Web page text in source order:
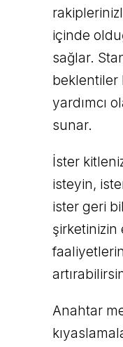
içinde
sağlar.
beklentiler
yardımcı
sunar.
İster
isteyin,
ister geri
şirketinizin
Anahtar